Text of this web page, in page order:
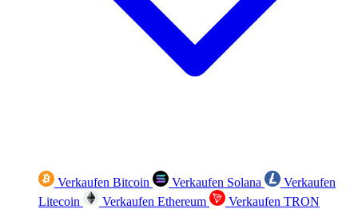
Verkaufen Bitcoin Verkaufen Solana
Verkaufen
Litecoin
Verkaufen Ethereum
Verkaufen TRON